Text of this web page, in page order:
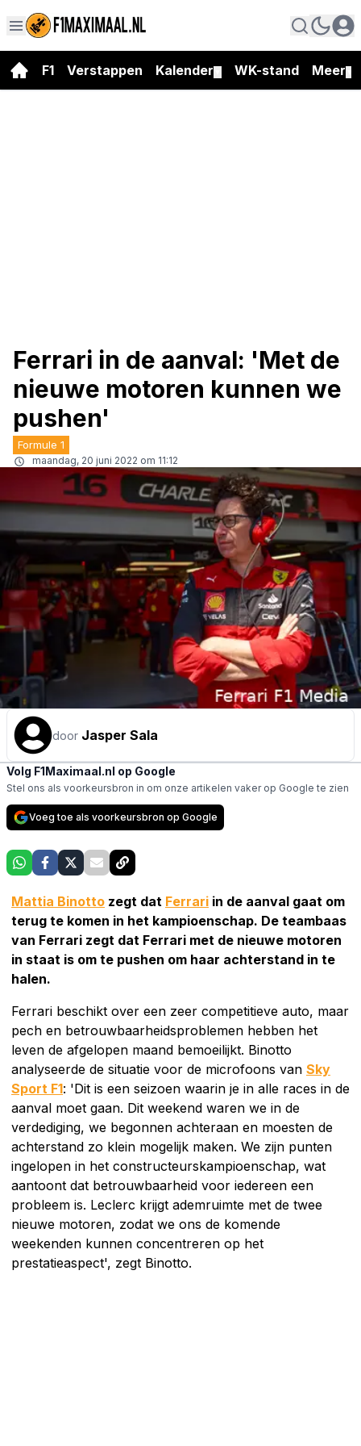
F1 Verstappen Kalender WK-stand Meer
Ferrari in de aanval: 'Met de
nieuwe motoren kunnen we
pushen'
Formule 1
maandag, 20 juni 2022 om 11:12
door Jasper Sala
Volg F1Maximaal.nl op Google
Stel ons als voorkeursbron in om onze artikelen vaker op Google te zien
Voeg toe als voorkeursbron op Google
Mattia Binotto zegt dat Ferrari in de aanval gaat om
terug te komen in het kampioenschap. De teambaas
van Ferrari zegt dat Ferrari met de nieuwe motoren
in staat is om te pushen om haar achterstand in te
halen.
Ferrari beschikt over een zeer competitieve auto, maar
pech en betrouwbaarheidsproblemen hebben het
leven de afgelopen maand bemoeilijkt. Binotto
analyseerde de situatie voor de microfoons van Sky
Sport F1: 'Dit is een seizoen waarin je in alle races in de
aanval moet gaan. Dit weekend waren we in de
verdediging, we begonnen achteraan en moesten de
achterstand zo klein mogelijk maken. We zijn punten
ingelopen in het constructeurskampioenschap, wat
aantoont dat betrouwbaarheid voor iedereen een
probleem is. Leclerc krijgt ademruimte met de twee
nieuwe motoren, zodat we ons de komende
weekenden kunnen concentreren op het
prestatieaspect', zegt Binotto.